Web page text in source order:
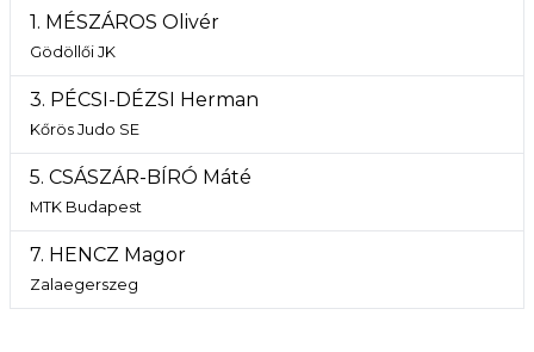
1. MÉSZÁROS Olivér
Gödöllői JK
3. PÉCSI-DÉZSI Herman
Kőrös Judo SE
5. CSÁSZÁR-BÍRÓ Máté
MTK Budapest
7. HENCZ Magor
Zalaegerszeg